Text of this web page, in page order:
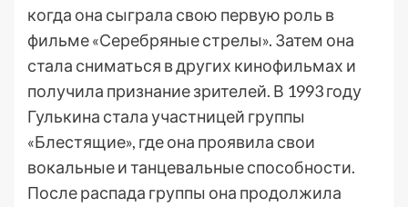
когда она сыграла свою первую роль в
фильме «Серебряные стрелы». Затем она
стала сниматься в других кинофильмах и
получила признание зрителей. В 1993 году
Гулькина стала участницей группы
«Блестящие», где она проявила свои
вокальные и танцевальные способности.
После распада группы она продолжила